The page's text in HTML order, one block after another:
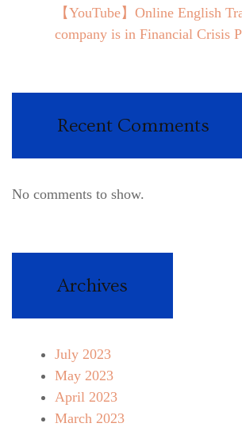
【YouTube】Online English
company is in Financial Crisis
Recent Comments
No comments to show.
Archives
July 2023
May 2023
April 2023
March 2023